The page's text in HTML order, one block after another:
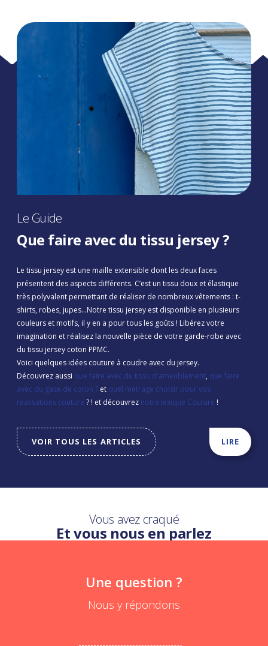
Le Guide
Que faire avec du tissu jersey ?
Le tissu jersey est une maille extensible dont les deux faces
présentent des aspects différents. C’est un tissu doux et élastique
très polyvalent permettant de réaliser de nombreux vêtements : t-
shirts, robes, jupes…Notre tissu jersey est disponible en plusieurs
couleurs et motifs, il y en a pour tous les goûts ! Libérez votre
imagination et réalisez la nouvelle pièce de votre garde-robe avec
du tissu jersey coton PPMC.
Voici quelques idées couture à coudre avec du jersey.
Découvrez aussi que faire avec du tissu d'ameublement, que faire
avec du gaze de coton ? et quel métrage choisir pour vos
réalisations couture ? ! et découvrez notre lexique Couture !
VOIR TOUS LES ARTICLES LIRE
Vous avez craqué
Et vous nous en parlez
Une question ?
Nous y répondons